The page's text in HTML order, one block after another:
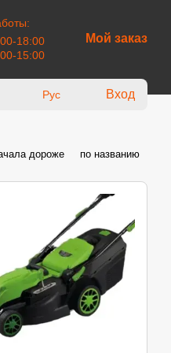
18:00
15:00
Мой заказ
Рус Вход
дороже по названию